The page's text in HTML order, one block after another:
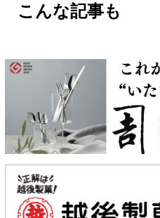
こんな記事も